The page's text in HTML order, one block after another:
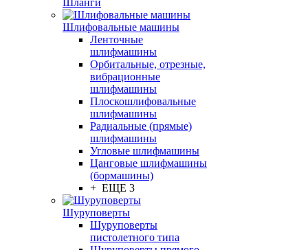
Шланги
Шлифовальные машины
Ленточные
шлифмашины
Орбитальные, отрезные,
вибрационные
шлифмашины
Плоскошлифовальные
шлифмашины
Радиальные (прямые)
шлифмашины
Угловые шлифмашины
Цанговые шлифмашины
(бормашины)
+ ЕЩЕ 3
Шуруповерты
Шуруповерты
пистолетного типа